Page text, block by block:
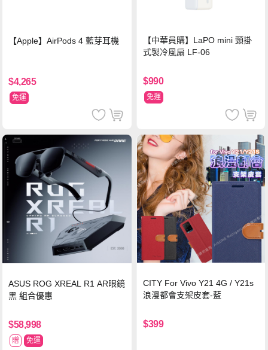
【Apple】AirPods 4 藍芽耳機
$4,265
免運
【中華員購】LaPO mini 頸掛
式製冷風扇 LF-06
$990
免運
ASUS ROG XREAL R1 AR眼鏡
黑 組合優惠
$58,998
贈 免運
CITY For Vivo Y21 4G / Y21s
浪漫都會支架皮套-藍
$399